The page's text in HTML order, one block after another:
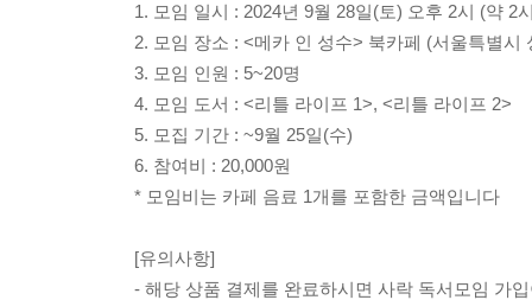
1. 모임 일시 : 2024년 9월 28일(토) 오후 2시 (약 2
2. 모임 장소 : <메카 인 성수> 북카페 (서울특별시
3. 모임 인원 : 5~20명
4. 모임 도서 : <리틀 라이프 1>, <리틀 라이프 2>
5. 모집 기간 : ~9월 25일(수)
6. 참여비 : 20,000원
* 모임비는 카페 음료 1개를 포함한 금액입니다
[유의사항]
- 해당 상품 결제를 완료하시면 사락 독서모임 가